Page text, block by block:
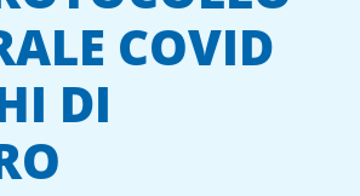
COVID
DI